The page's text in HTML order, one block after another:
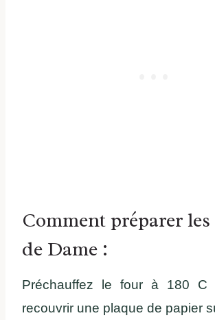
Comment préparer les
de Dame :
Préchauffez le four à 180 C
recouvrir une plaque de papier